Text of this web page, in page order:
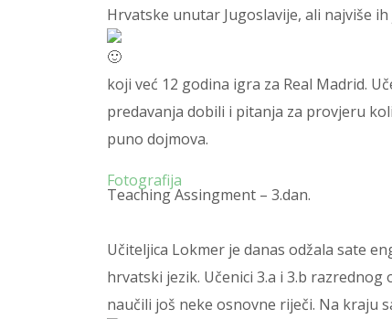
Hrvatske unutar Jugoslavije, ali najviše
koji već 12 godina igra za Real Madrid.
predavanja dobili i pitanja za provjeru
puno dojmova.
Fotografija
Teaching Assingment – 3.dan.
Učiteljica Lokmer je danas odžala sate
hrvatski jezik. Učenici 3.a i 3.b
naučili još neke osnovne riječi. Na kraju